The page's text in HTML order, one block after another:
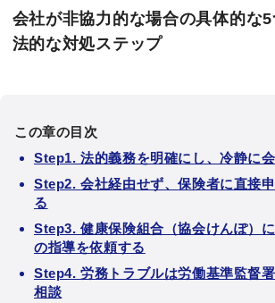
会社が非協力的な場合の具体的な
法的な対処ステップ
この章の目次
Step1. 法的義務を明確にし、冷静に
Step2. 会社経由せず、保険者に直接
る
Step3. 健康保険組合（協会けんぽ）
の指導を依頼する
Step4. 労務トラブルは労働基準監督
相談